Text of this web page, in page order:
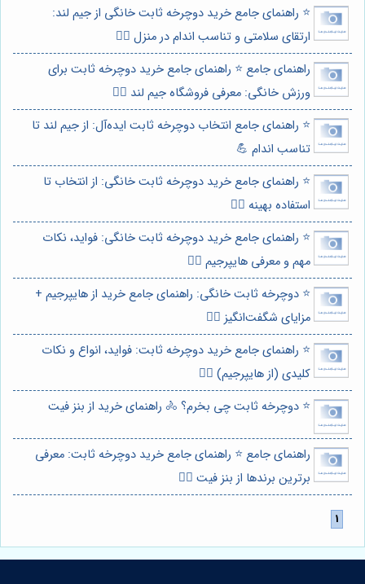
⭐️ راهنمای جامع خرید دوچرخه ثابت خانگی از جیم لند:
ارتقای سلامتی و تناسب اندام در منزل 🚴‍♀️
راهنمای جامع ⭐️ راهنمای جامع خرید دوچرخه ثابت برای
ورزش خانگی: معرفی فروشگاه جیم لند 🚴‍♀️
⭐️ راهنمای جامع انتخاب دوچرخه ثابت ایده‌آل: از جیم لند تا
تناسب اندام 💪
⭐️ راهنمای جامع خرید دوچرخه ثابت خانگی: از انتخاب تا
استفاده بهینه 🚴‍♀️
⭐️ راهنمای جامع خرید دوچرخه ثابت خانگی: فواید، نکات
مهم و معرفی هایپرجیم 🚴‍♀️
⭐️ دوچرخه ثابت خانگی: راهنمای جامع خرید از هایپرجیم +
مزایای شگفت‌انگیز 🚴‍♀️
⭐️ راهنمای جامع خرید دوچرخه ثابت: فواید، انواع و نکات
کلیدی (از هایپرجیم) 🚴‍♀️
⭐️ دوچرخه ثابت چی بخرم؟ 🚴 راهنمای خرید از بنز فیت
راهنمای جامع ⭐️ راهنمای جامع خرید دوچرخه ثابت: معرفی
برترین برندها از بنز فیت 🚴‍♀️